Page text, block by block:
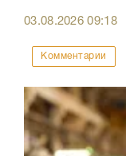
03.08.202609:18
Комментарии